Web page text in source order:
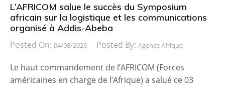
L’AFRICOM salue le succès du Symposium
africain sur la logistique et les communications
organisé à Addis-Abeba
Posted On: 04/08/2026 Posted By: Agence Afrique
Le haut commandement de l’AFRICOM (Forces
américaines en charge de l’Afrique) a salué ce 03